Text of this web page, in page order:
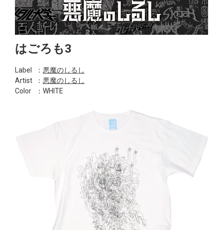
はごろも3
Label ： 悪魔のしるし
Artist
： 悪魔のしるし
Color
：WHITE